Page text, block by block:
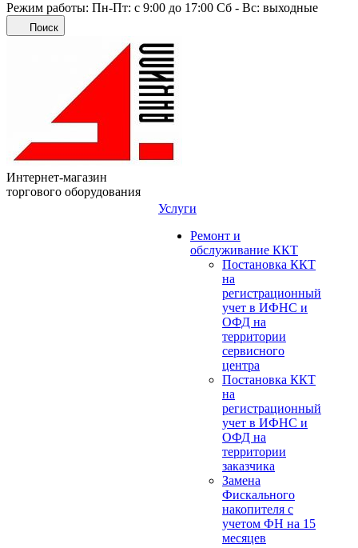
Режим работы: Пн-Пт: с 9:00 до 17:00 Сб - Вс: выходные
Поиск
Интернет-магазин
торгового оборудования
Услуги
Ремонт и
обслуживание ККТ
Постановка ККТ
на
регистрационный
учет в ИФНС и
ОФД на
территории
сервисного
центра
Постановка ККТ
на
регистрационный
учет в ИФНС и
ОФД на
территории
заказчика
Замена
Фискального
накопителя с
учетом ФН на 15
месяцев